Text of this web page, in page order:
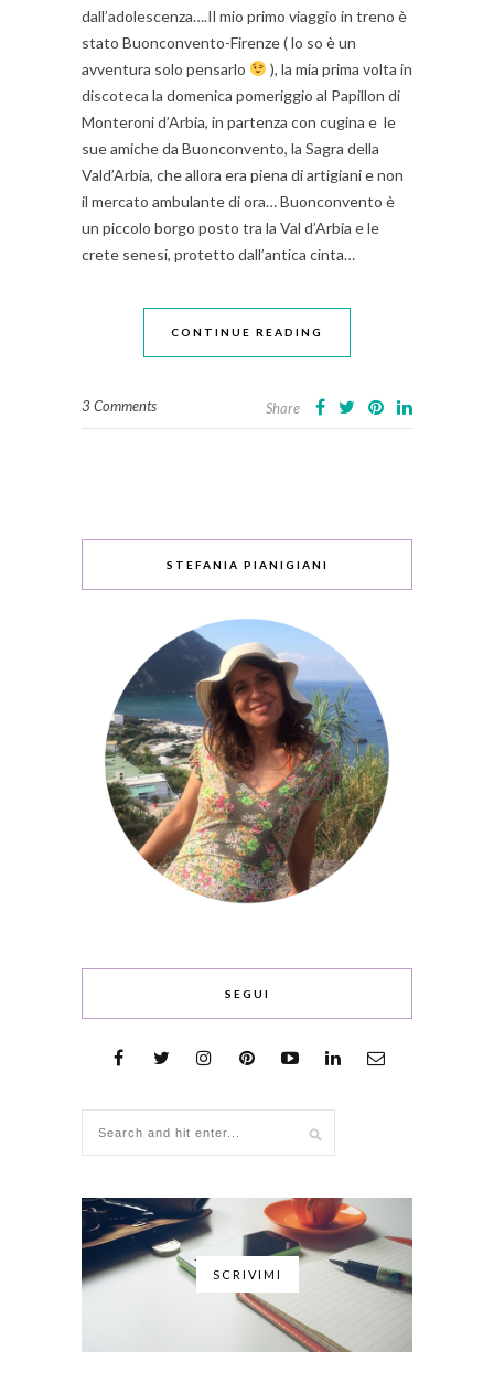
dall’adolescenza….Il mio primo viaggio in treno è
stato Buonconvento-Firenze ( lo so è un
avventura solo pensarlo
), la mia prima volta in
discoteca la domenica pomeriggio al Papillon di
Monteroni d’Arbia, in partenza con cugina e le
sue amiche da Buonconvento, la Sagra della
Vald’Arbia, che allora era piena di artigiani e non
il mercato ambulante di ora… Buonconvento è
un piccolo borgo posto tra la Val d’Arbia e le
crete senesi, protetto dall’antica cinta…
CONTINUE READING
3 Comments Share
STEFANIA PIANIGIANI
SEGUI
SCRIVIMI